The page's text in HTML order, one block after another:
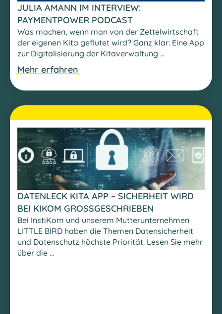
JULIA AMANN IM INTERVIEW:
PAYMENTPOWER PODCAST
Was machen, wenn man von der Zettelwirtschaft
der eigenen Kita geflutet wird? Ganz klar: Eine App
zur Digitalisierung der Kitaverwaltung ...
Mehr erfahren
DATENLECK KITA APP – SICHERHEIT WIRD
BEI KIKOM GROSSGESCHRIEBEN
Bei InstiKom und unserem Mutterunternehmen
LITTLE BIRD haben die Themen Datensicherheit
und Datenschutz höchste Priorität. Lesen Sie mehr
über die ...